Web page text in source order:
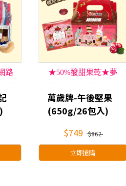
路 ★50%酸甜果乾★夢
幻午茶享受
萬歲牌-午後堅果
(650g/26包入)
$749
$862
立即搶購